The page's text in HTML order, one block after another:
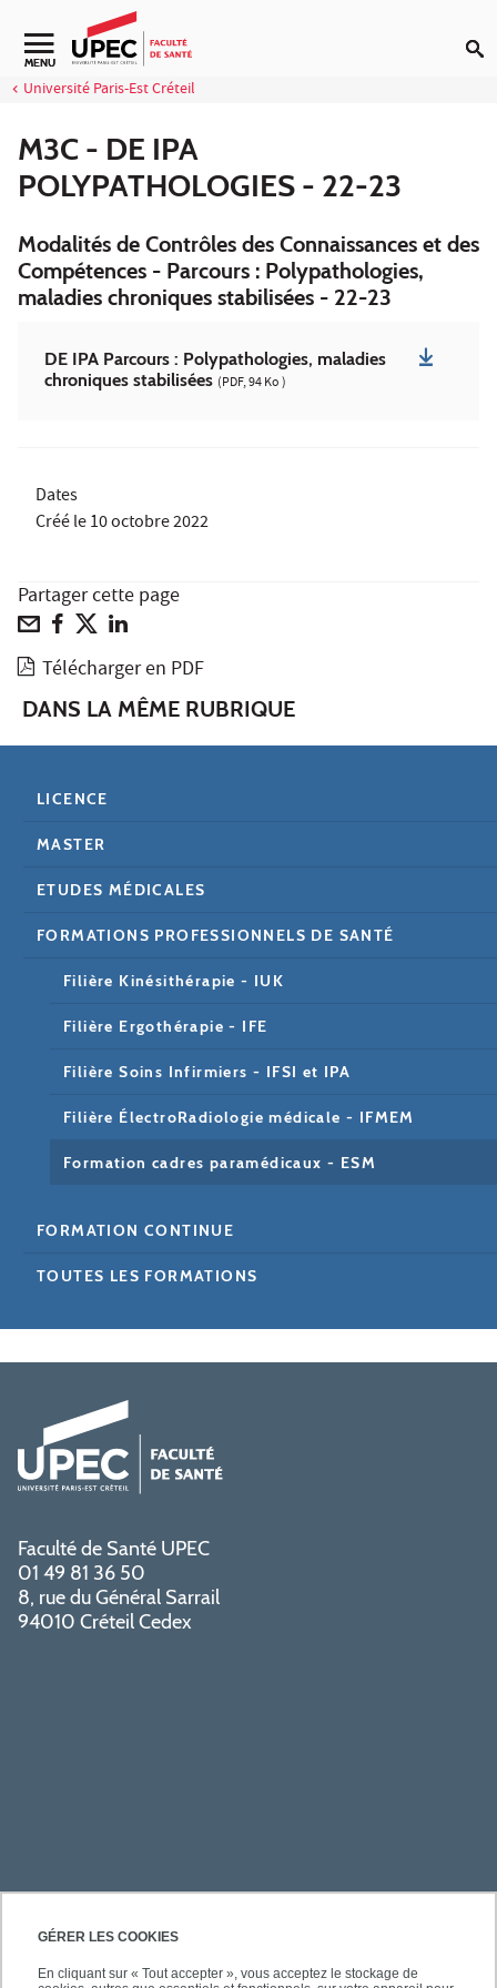
GÉRER LES COOKIES
En cliquant sur « Tout accepter », vous acceptez le stockage de
Aller au contenu
Navigation secondaire
MENU
Université Paris-Est Créteil
M3C - DE IPA
POLYPATHOLOGIES - 22-23
Modalités de Contrôles des Connaissances et des
Compétences - Parcours : Polypathologies,
maladies chroniques stabilisées - 22-23
DE IPA Parcours : Polypathologies, maladies
chroniques stabilisées (PDF, 94 Ko )
Dates
Créé le10 octobre 2022
Partager cette page
Télécharger en PDF
DANS LA MÊME RUBRIQUE
LICENCE
MASTER
ETUDES MÉDICALES
FORMATIONS PROFESSIONNELS DE SANTÉ
Filière Kinésithérapie - IUK
Filière Ergothérapie - IFE
Filière Soins Infirmiers - IFSI et IPA
Filière ÉlectroRadiologie médicale - IFMEM
Formation cadres paramédicaux - ESM
FORMATION CONTINUE
TOUTES LES FORMATIONS
Faculté de Santé UPEC
01 49 81 36 50
8, rue du Général Sarrail
94010 Créteil Cedex
PRATIQUE